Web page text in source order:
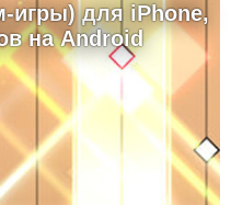
игры) для iPhone,
на Android